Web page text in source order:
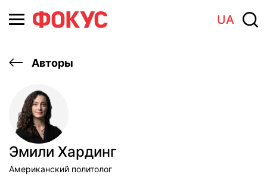
UA
Авторы
Эмили Хардинг
Американский политолог